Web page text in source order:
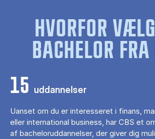
HVORFOR
BACHELOR
15 uddannelser
Uanset om du er interesseret i finans,
eller international business, har CBS et
af bacheloruddannelser, der giver dig